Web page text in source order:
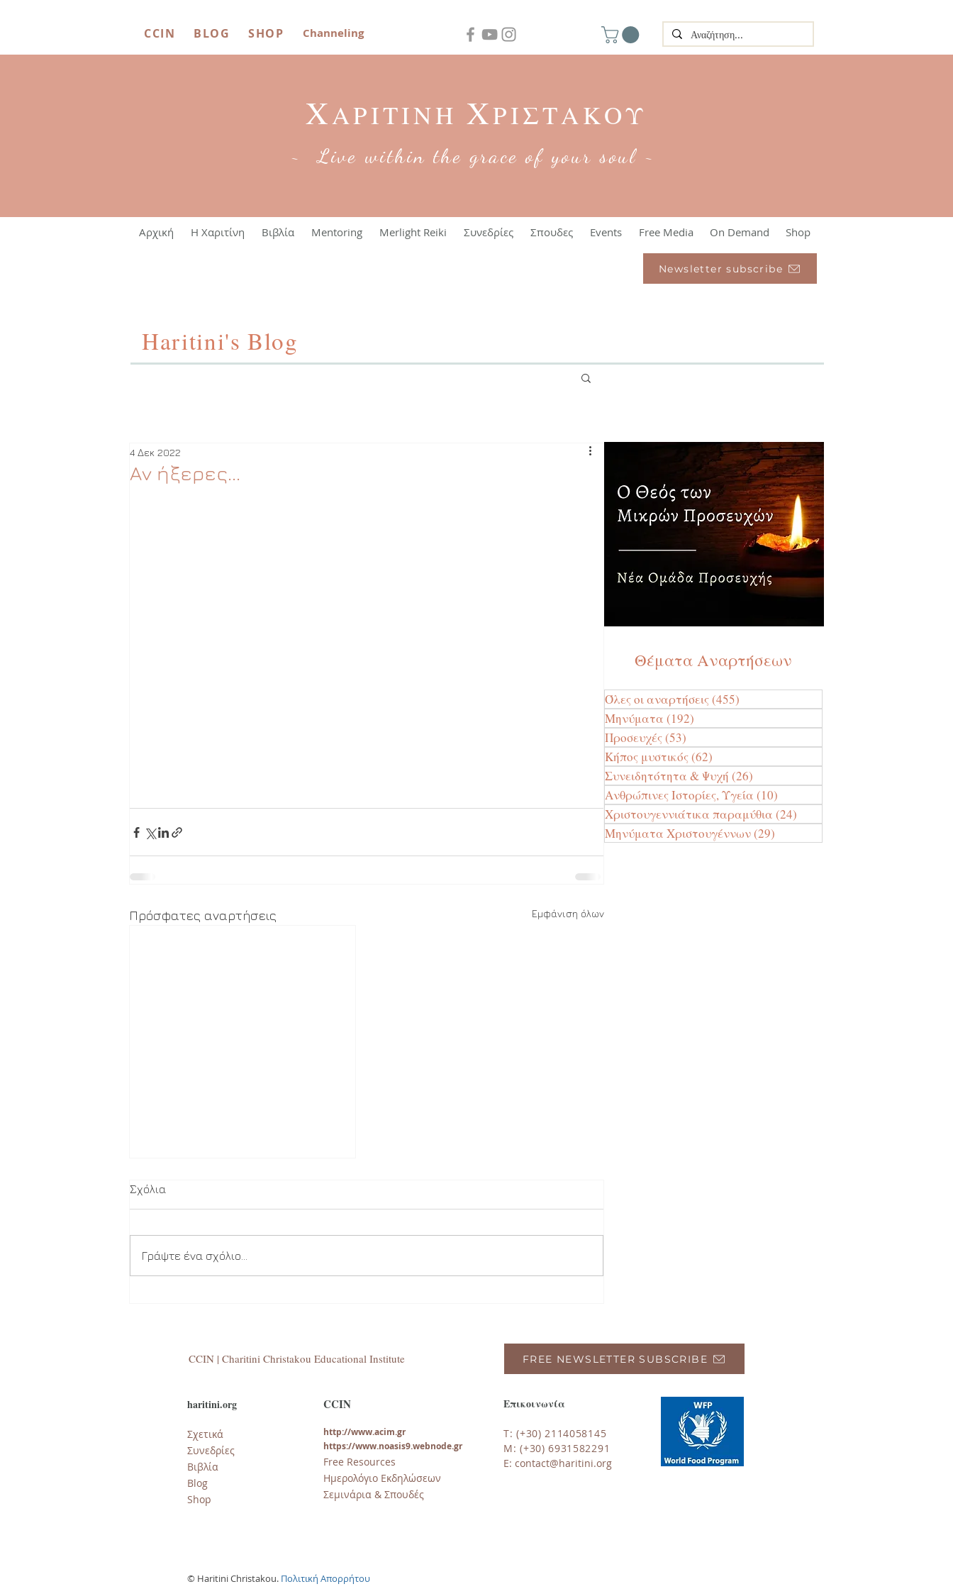
CCIN BLOG SHOP Channeling
ΧΑΡΙΤΙΝΗ ΧΡΙΣΤΑΚΟΥ
~ Live within the grace of your soul ~
Αρχική Η Χαριτίνη Βιβλία Mentoring Merlight Reiki Συνεδρίες Σπουδες Events Free Media On Demand Shop
Newsletter subscribe
Haritini's Blog
Αν ήξερες...
4 Δεκ 2022
Πρόσφατες αναρτήσεις Εμφάνιση όλων
Σχόλια
Γράψτε ένα σχόλιο...
Θέματα Αναρτήσεων
Όλες οι αναρτήσεις(455)
Μηνύματα (192)
Προσευχές(53)
Κήπος μυστικός(62)
Συνειδητότητα & Ψυχή (26)
Ανθρώπινες Ιστορίες, Υγεία (10)
Χριστουγεννιάτικα παραμύθια (24)
Μηνύματα Χριστουγέννων(29)
CCIN | Charitini Christakou Educational Institute FREE NEWSLETTER SUBSCRIBE
haritini.org CCIN
Σχετικά
Συνεδρίες
Βιβλία
​Blog
Shop
http://www.acim.gr
https://www.noasis9.webnode.gr
Free Resources
Ημερολόγιο Εκδηλώσεων
Σεμινάρια & Σπουδές
Επικοινωνία
T: (+30) 2114058145
M: (+30) 6931582291
E: contact@haritini.org
© Haritini Christakou. Πολιτική Απορρήτου